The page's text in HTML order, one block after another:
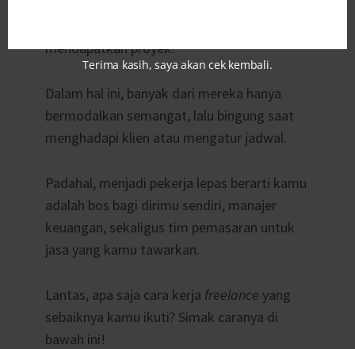
mendapatkan proyek?”
Dalam hal ini, banyak dari mereka hanya
bermodalkan semangat, lalu bingung saat
menghadapi klien atau mengatur jadwal.
Padahal, menjadi pekerja lepas berarti kamu
adalah bos bagi dirimu sendiri, manajer
keuangan, sekaligus tim pemasaran untuk
jasa yang kamu tawarkan.
Lantas, apa saja cara kerja freelance yang
sebaiknya kamu ikuti? Simak caranya di
bawah ini!
Terima kasih, saya akan cek kembali.